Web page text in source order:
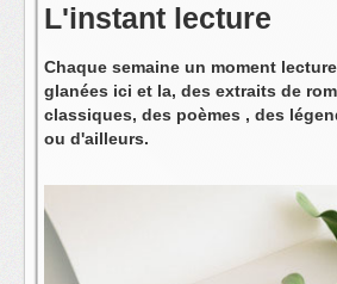
L'instant lecture
Chaque semaine un moment
glanées ici et la, des extraits de
classiques, des poèmes , des
ou d'ailleurs.